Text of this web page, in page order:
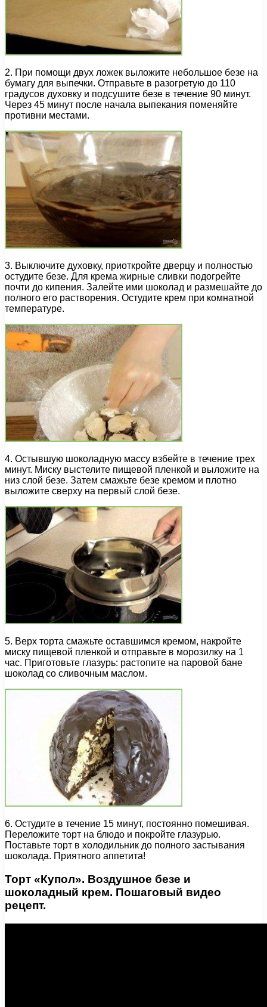
2. При помощи двух ложек выложите небольшое безе на
бумагу для выпечки. Отправьте в разогретую до 110
градусов духовку и подсушите безе в течение 90 минут.
Через 45 минут после начала выпекания поменяйте
противни местами.
3. Выключите духовку, приоткройте дверцу и полностью
остудите безе. Для крема жирные сливки подогрейте
почти до кипения. Залейте ими шоколад и размешайте до
полного его растворения. Остудите крем при комнатной
температуре.
4. Остывшую шоколадную массу взбейте в течение трех
минут. Миску выстелите пищевой пленкой и выложите на
низ слой безе. Затем смажьте безе кремом и плотно
выложите сверху на первый слой безе.
5. Верх торта смажьте оставшимся кремом, накройте
миску пищевой пленкой и отправьте в морозилку на 1
час. Приготовьте глазурь: растопите на паровой бане
шоколад со сливочным маслом.
6. Остудите в течение 15 минут, постоянно помешивая.
Переложите торт на блюдо и покройте глазурью.
Поставьте торт в холодильник до полного застывания
шоколада. Приятного аппетита!
Торт «Купол». Воздушное безе и
шоколадный крем. Пошаговый видео
рецепт.